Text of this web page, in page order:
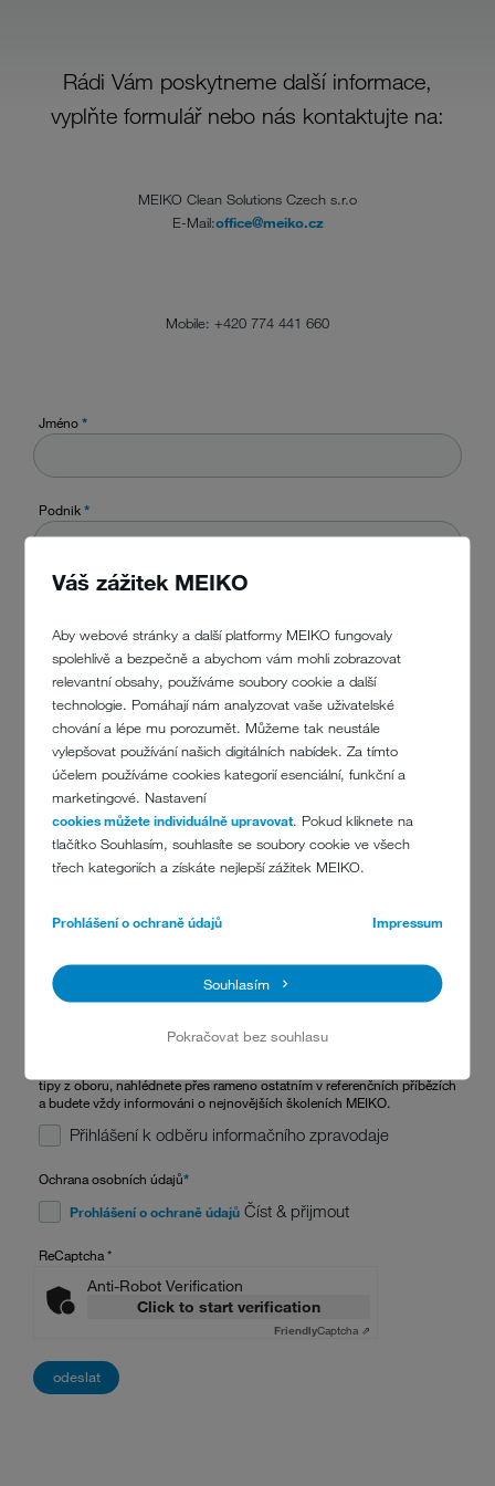
Váš zážitek MEIKO
Aby webové stránky a další platformy MEIKO fungovaly
spolehlivě a bezpečně a abychom vám mohli zobrazovat
relevantní obsahy, používáme soubory cookie a další
technologie. Pomáhají nám analyzovat vaše uživatelské
chování a lépe mu porozumět. Můžeme tak neustále
vylepšovat používání našich digitálních nabídek. Za tímto
účelem používáme cookies kategorií esenciální, funkční a
marketingové. Nastavení
cookies můžete individuálně upravovat. Pokud kliknete na
tlačítko Souhlasím, souhlasíte se soubory cookie ve všech
třech kategoriích a získáte nejlepší zážitek MEIKO.
Prohlášení o ochraně údajů Impressum
Souhlasím
Pokračovat bez souhlasu
Rádi Vám poskytneme další informace,
vyplňte formulář nebo nás kontaktujte na:
MEIKO Clean Solutions Czech s.r.o
E-Mail:office@meiko.cz
Mobile: +420 774 441 660
Jméno*
Podnik*
Telefon
E-mail*
Zpráva
tipy z oboru, nahlédnete přes rameno ostatním v referenčních příbězích
a budete vždy informováni o nejnovějších školeních MEIKO.
Přihlášení k odběru informačního zpravodaje
Ochrana osobních údajů*
Prohlášení o ochraně údajů Číst & přijmout
ReCaptcha*
Anti-Robot Verification
Click to start verification
FriendlyCaptcha ⇗